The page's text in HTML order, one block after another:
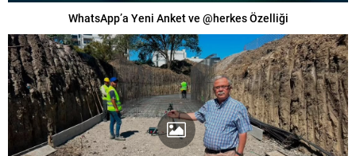
WhatsApp’a Yeni Anket ve @herkes Özelliği